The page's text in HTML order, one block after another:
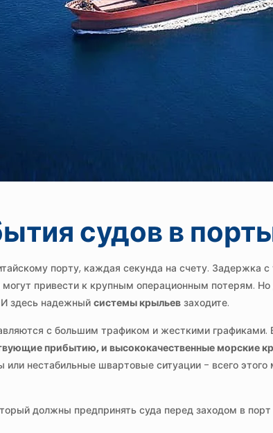
судов в
порту, каждая секунда на счету.
привести к крупным операционным потерям.
здесь надежныйсистемы крыльев заходите.
с большим трафиком и жесткими графиками.
прибытию, и высококачественные морские
нестабильные швартовые ситуации - всего
должны предпринять суда перед заходом в